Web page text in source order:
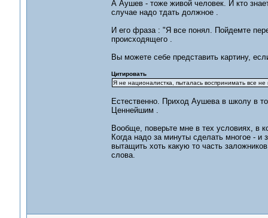
А Аушев - тоже живой человек. И кто
случае надо тдать должное .
И его фраза : "Я все понял. Пойдемте
происходящего .
Вы можете себе представить картину,
Цитировать
Я не националистка, пыталась воспринимать все
Естественно. Приход Аушева в школу в
Ценнейшим .
Вообще, поверьте мне в тех условиях, в
Когда надо за минуты сделать многое - и
вытащить хоть какую то часть
слова.